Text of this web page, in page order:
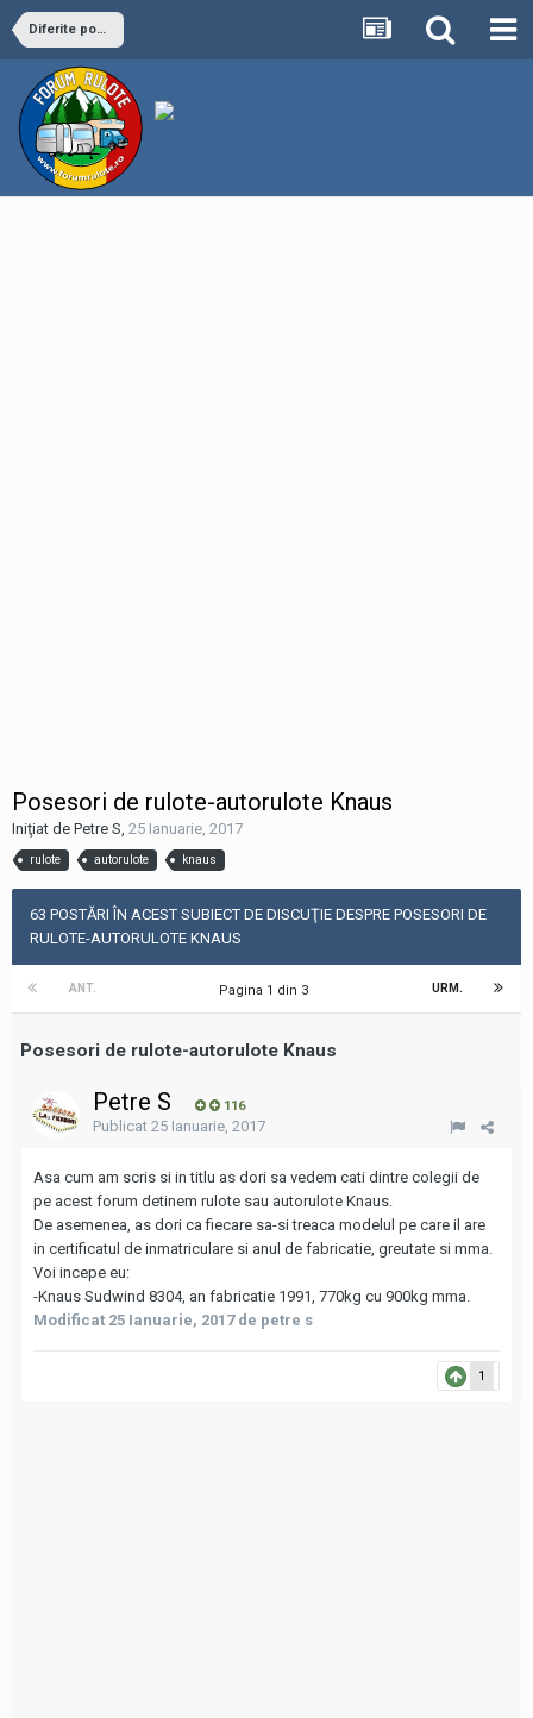
Diferite postari
Posesori de rulote-autorulote Knaus
Iniţiat de Petre S 25 Ianuarie, 2017
rulote autorulote knaus
63 POSTĂRI ÎN ACEST SUBIECT DE DISCUŢIE DESPRE POSESORI DE
RULOTE-AUTORULOTE KNAUS
ANT. URM.
Pagina 1 din 3
Posesori de rulote-autorulote Knaus
Petre S 116
Publicat 25 Ianuarie, 2017
Asa cum am scris si in titlu as dori sa vedem cati dintre colegii de
pe acest forum detinem rulote sau autorulote Knaus.
De asemenea, as dori ca fiecare sa-si treaca modelul pe care il are
in certificatul de inmatriculare si anul de fabricatie, greutate si mma.
Voi incepe eu:
-Knaus Sudwind 8304, an fabricatie 1991, 770kg cu 900kg mma.
Modificat 25 Ianuarie, 2017de petre s
1